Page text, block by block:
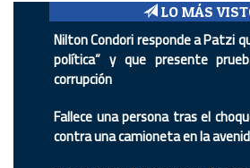
LO MÁS
Nilton Condori responde a Patzi
política” y que presente
corrupción
Fallece una persona tras el
contra una camioneta en la